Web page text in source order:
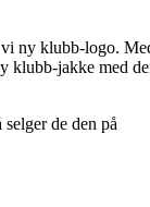
vi ny klubb-logo.
klubb-jakke med
de den på